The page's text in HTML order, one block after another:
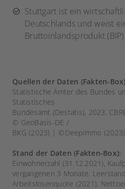
Stuttgart ist ein
Deutschlands und weist
Bruttoinlandsprodukt
Quellen der Daten (Fakten-
Statistische Ämter des Bundes
Statistisches
Bundesamt (Destatis), 2023,
© GeoBasis-DE /
BKG (2023) | ©DeepImmo (2023)
Stand der Daten (Fakten-Box):
Einwohnerzahl (31.12.2021),
vergangenen 3 Monate,
Arbeitslosenquote (2021),